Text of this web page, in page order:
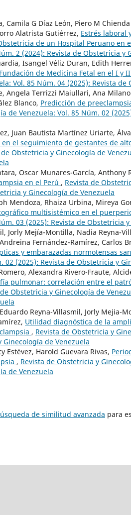
Camila G Díaz León, Piero M
Alatrista Gutiérrez, Estrés laboral
de un Hospital Peruano en
2 (2024): Revista de Obstetricia y
Isangel Véliz Duran, Edith
de Medicina Fetal en el I y
Vol. 85 Núm. 04 (2025): Revista
Angela Terrizzi Maiullari, Ana
Blanco, Predicción de
de Venezuela: Vol. 85 Núm. 02
Juan Bautista Martínez Uriarte,
el seguimiento de gestantes de
de Obstetricia y Ginecología de
Oscar Munares-García, Anthony
en el Perú , Revista de
y Ginecología de Venezuela
Mendoza, Rhaiza Urbina, Mireya
multisistémico en el
03 (2025): Revista de Obstetricia
Jorly Mejía-Montilla, Nadia Reyna-
Fernández-Ramírez, Carlos
y embarazadas normotensas
02 (2025): Revista de Obstetricia y
Alexandra Rivero-Fraute,
pulmonar: correlación entre el
Obstetricia y Ginecología de
Reyna-Villasmil, Jorly Mejia-
Utilidad diagnóstica de la
, Revista de Obstetricia y
de Venezuela
Estévez, Harold Guevara Rivas,
, Revista de Obstetricia y
de Venezuela
de similitud avanzada para